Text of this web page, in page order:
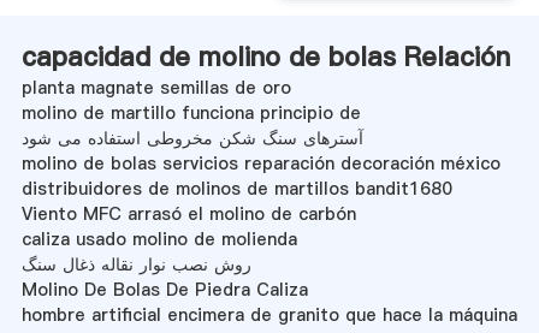
capacidad de molino de bolas Relación
planta magnate semillas de oro
molino de martillo funciona principio de
آسترهای سنگ شکن مخروطی استفاده می شود
molino de bolas servicios reparación decoración méxico
distribuidores de molinos de martillos bandit1680
Viento MFC arrasó el molino de carbón
caliza usado molino de molienda
روش نصب نوار نقاله ذغال سنگ
Molino De Bolas De Piedra Caliza
hombre artificial encimera de granito que hace la máquina